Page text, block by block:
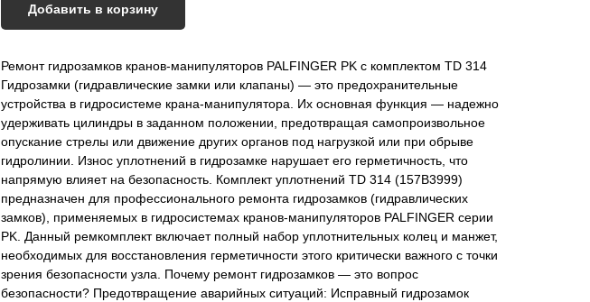
Добавить в корзину
Ремонт гидрозамков кранов-манипуляторов PALFINGER PK с комплектом TD 314
Гидрозамки (гидравлические замки или клапаны) — это предохранительные
устройства в гидросистеме крана-манипулятора. Их основная функция — надежно
удерживать цилиндры в заданном положении, предотвращая самопроизвольное
опускание стрелы или движение других органов под нагрузкой или при обрыве
гидролинии. Износ уплотнений в гидрозамке нарушает его герметичность, что
напрямую влияет на безопасность. Комплект уплотнений TD 314 (157B3999)
предназначен для профессионального ремонта гидрозамков (гидравлических
замков), применяемых в гидросистемах кранов-манипуляторов PALFINGER серии
PK. Данный ремкомплект включает полный набор уплотнительных колец и манжет,
необходимых для восстановления герметичности этого критически важного с точки
зрения безопасности узла. Почему ремонт гидрозамков — это вопрос
безопасности? Предотвращение аварийных ситуаций: Исправный гидрозамок